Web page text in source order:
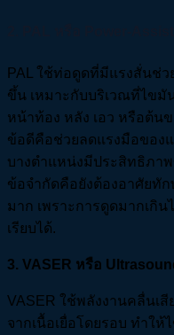
PAL ใช้ท่อดูดที่มีแรงสั่นช่
ขึ้น เหมาะกับบริเวณที่ไข
หน้าท้อง หลัง เอว หรือต้นข
ข้อดีคือช่วยลดแรงมือของ
บางตำแหน่งมีประสิทธิภา
ข้อจำกัดคือยังต้องอาศัยทั
มาก เพราะการดูดมากเกิ
เรียบได้.
3. VASER หรือ
VASER ใช้พลังงานคลื่นเ
จากเนื้อเยื่อโดยรอบ ทำใ